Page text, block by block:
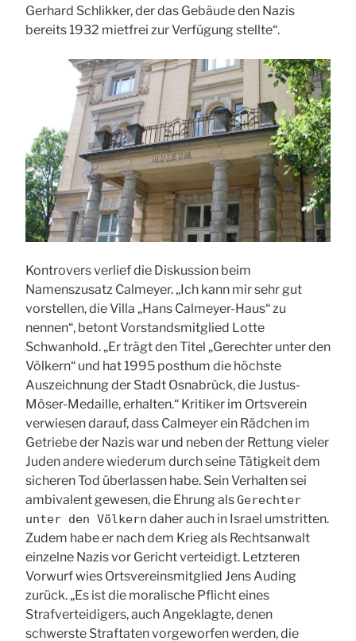
Gerhard Schlikker, der das Gebäude den Nazis
bereits 1932 mietfrei zur Verfügung stellte“.
Kontrovers verlief die Diskussion beim
Namenszusatz Calmeyer. „Ich kann mir sehr gut
vorstellen, die Villa „Hans Calmeyer-Haus“ zu
nennen“, betont Vorstandsmitglied Lotte
Schwanhold. „Er trägt den Titel „Gerechter unter den
Völkern“ und hat 1995 posthum die höchste
Auszeichnung der Stadt Osnabrück, die Justus-
Möser-Medaille, erhalten.“ Kritiker im Ortsverein
verwiesen darauf, dass Calmeyer ein Rädchen im
Getriebe der Nazis war und neben der Rettung vieler
Juden andere wiederum durch seine Tätigkeit dem
sicheren Tod überlassen habe. Sein Verhalten sei
ambivalent gewesen, die Ehrung alsGerechter
unter den Völkern daher auch in Israel umstritten.
Zudem habe er nach dem Krieg als Rechtsanwalt
einzelne Nazis vor Gericht verteidigt. Letzteren
Vorwurf wies Ortsvereinsmitglied Jens Auding
zurück. „Es ist die moralische Pflicht eines
Strafverteidigers, auch Angeklagte, denen
schwerste Straftaten vorgeworfen werden, die